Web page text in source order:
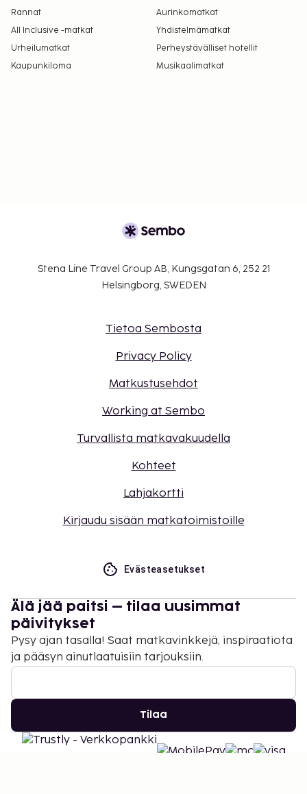
Rannat
Aurinkomatkat
All Inclusive -matkat
Yhdistelmämatkat
Urheilumatkat
Perheystävälliset hotellit
Kaupunkiloma
Musikaalimatkat
Stena Line Travel Group AB, Kungsgatan 6, 252 21
Helsingborg, SWEDEN
Tietoa Sembosta
Privacy Policy
Matkustusehdot
Working at Sembo
Turvallista matkavakuudella
Kohteet
Lahjakortti
Kirjaudu sisään matkatoimistoille
Evästeasetukset
Älä jää paitsi – tilaa uusimmat
päivitykset
Pysy ajan tasalla! Saat matkavinkkejä, inspiraatiota
ja pääsyn ainutlaatuisiin tarjouksiin.
Tilaa